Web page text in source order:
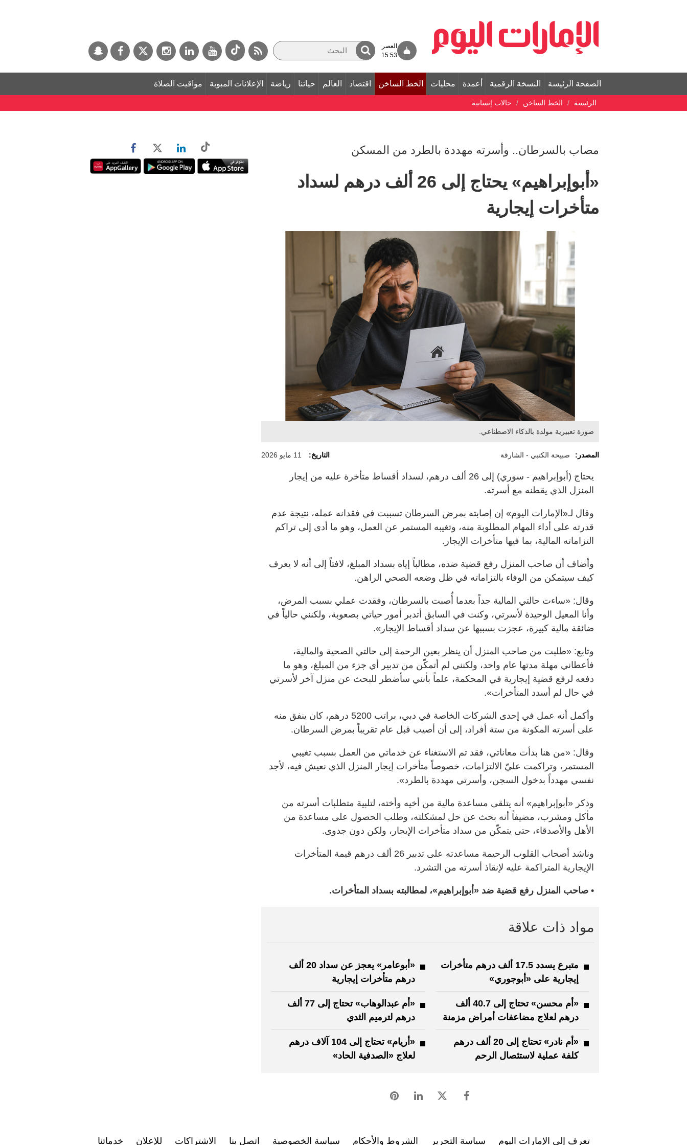
العصر
15:53
الصفحة الرئيسة النسخة الرقمية أعمدة محليات الخط الساخن اقتصاد العالم حياتنا رياضة الإعلانات المبوبة مواقيت الصلاة
الرئيسة الخط الساخن حالات إنسانية
مصاب بالسرطان.. وأسرته مهددة بالطرد من المسكن
«أبوإبراهيم» يحتاج إلى 26 ألف درهم لسداد
متأخرات إيجارية
صورة تعبيرية مولدة بالذكاء الاصطناعي.
المصدر: صبيحة الكتبي - الشارقة التاريخ: 11 مايو 2026
يحتاج (أبوإبراهيم - سوري) إلى 26 ألف درهم، لسداد أقساط متأخرة عليه من إيجار
المنزل الذي يقطنه مع أسرته.
وقال لـ«الإمارات اليوم» إن إصابته بمرض السرطان تسببت في فقدانه عمله، نتيجة عدم
قدرته على أداء المهام المطلوبة منه، وتغيبه المستمر عن العمل، وهو ما أدى إلى تراكم
التزاماته المالية، بما فيها متأخرات الإيجار.
وأضاف أن صاحب المنزل رفع قضية ضده، مطالباً إياه بسداد المبلغ، لافتاً إلى أنه لا يعرف
كيف سيتمكن من الوفاء بالتزاماته في ظل وضعه الصحي الراهن.
وقال: «ساءت حالتي المالية جداً بعدما أُصبت بالسرطان، وفقدت عملي بسبب المرض،
وأنا المعيل الوحيدة لأسرتي، وكنت في السابق أتدبر أمور حياتي بصعوبة، ولكنني حالياً في
ضائقة مالية كبيرة، عجزت بسببها عن سداد أقساط الإيجار».
وتابع: «طلبت من صاحب المنزل أن ينظر بعين الرحمة إلى حالتي الصحية والمالية،
فأعطاني مهلة مدتها عام واحد، ولكنني لم أتمكّن من تدبير أي جزء من المبلغ، وهو ما
دفعه لرفع قضية إيجارية في المحكمة، علماً بأنني سأضطر للبحث عن منزل آخر لأسرتي
في حال لم أسدد المتأخرات».
وأكمل أنه عمل في إحدى الشركات الخاصة في دبي، براتب 5200 درهم، كان ينفق منه
على أسرته المكونة من ستة أفراد، إلى أن أصيب قبل عام تقريباً بمرض السرطان.
وقال: «من هنا بدأت معاناتي، فقد تم الاستغناء عن خدماتي من العمل بسبب تغيبي
المستمر، وتراكمت عليّ الالتزامات، خصوصاً متأخرات إيجار المنزل الذي نعيش فيه، لأجد
نفسي مهدداً بدخول السجن، وأسرتي مهددة بالطرد».
وذكر «أبوإبراهيم» أنه يتلقى مساعدة مالية من أخيه وأخته، لتلبية متطلبات أسرته من
مأكل ومشرب، مضيفاً أنه بحث عن حل لمشكلته، وطلب الحصول على مساعدة من
الأهل والأصدقاء، حتى يتمكّن من سداد متأخرات الإيجار، ولكن دون جدوى.
وناشد أصحاب القلوب الرحيمة مساعدته على تدبير 26 ألف درهم قيمة المتأخرات
الإيجارية المتراكمة عليه لإنقاذ أسرته من التشرد.
• صاحب المنزل رفع قضية ضد «أبوإبراهيم»، لمطالبته بسداد المتأخرات.
مواد ذات علاقة
متبرع يسدد 17.5 ألف درهم متأخرات
إيجارية على «أبوجوري»
«أبوعامر» يعجز عن سداد 20 ألف
درهم متأخرات إيجارية
«أم محسن» تحتاج إلى 40.7 ألف
درهم لعلاج مضاعفات أمراض مزمنة
«أم عبدالوهاب» تحتاج إلى 77 ألف
درهم لترميم الثدي
«أم نادر» تحتاج إلى 20 ألف درهم
كلفة عملية لاستئصال الرحم
«أريام» تحتاج إلى 104 آلاف درهم
لعلاج «الصدفية الحاد»
تعرف إلى الإمارات اليوم سياسة التحرير الشروط والأحكام سياسة الخصوصية اتصل بنا الاشتراكات للإعلان خدماتنا